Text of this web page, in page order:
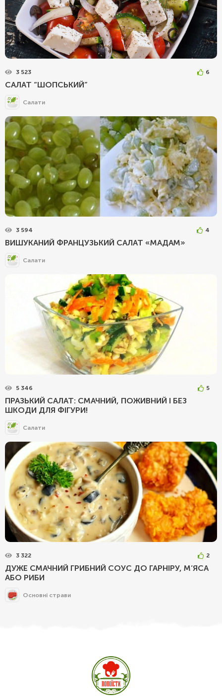
3 523 6
САЛАТ “ШОПСЬКИЙ”
Салати
3 594 4
ВИШУКАНИЙ ФРАНЦУЗЬКИЙ САЛАТ «МАДАМ»
Салати
5 346 5
ПРАЗЬКИЙ САЛАТ: СМАЧНИЙ, ПОЖИВНИЙ І БЕЗ
ШКОДИ ДЛЯ ФІГУРИ!
Салати
3 322 2
ДУЖЕ СМАЧНИЙ ГРИБНИЙ СОУС ДО ГАРНІРУ, М’ЯСА
АБО РИБИ
Основні страви